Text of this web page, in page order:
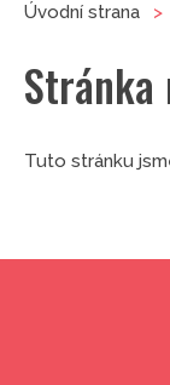
Úvodní strana >
Stránka
Tuto stránku